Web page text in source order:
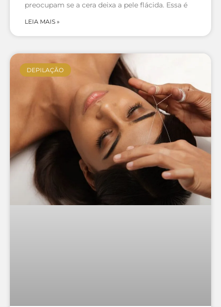
preocupam se a cera deixa a pele flácida. Essa é
LEIA MAIS »
DEPILAÇÃO